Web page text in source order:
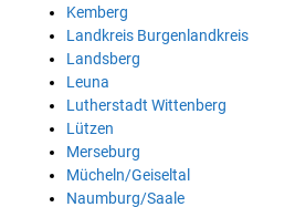
Kemberg
Landkreis Burgenlandkreis
Landsberg
Leuna
Lutherstadt Wittenberg
Lützen
Merseburg
Mücheln/Geiseltal
Naumburg/Saale